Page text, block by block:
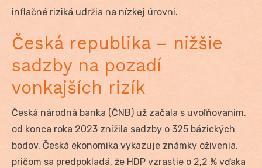
inflačné riziká udržia na nízkej úrovni.
Česká republika – nižšie
sadzby na pozadí
vonkajších rizík
Česká národná banka (ČNB) už začala s uvoľňovaním,
od konca roka 2023 znížila sadzby o 325 bázických
bodov. Česká ekonomika vykazuje známky oživenia,
pričom sa predpokladá, že HDP vzrastie o 2,2 % vďaka